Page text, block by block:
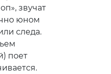
звучат
юном
следа.
поет